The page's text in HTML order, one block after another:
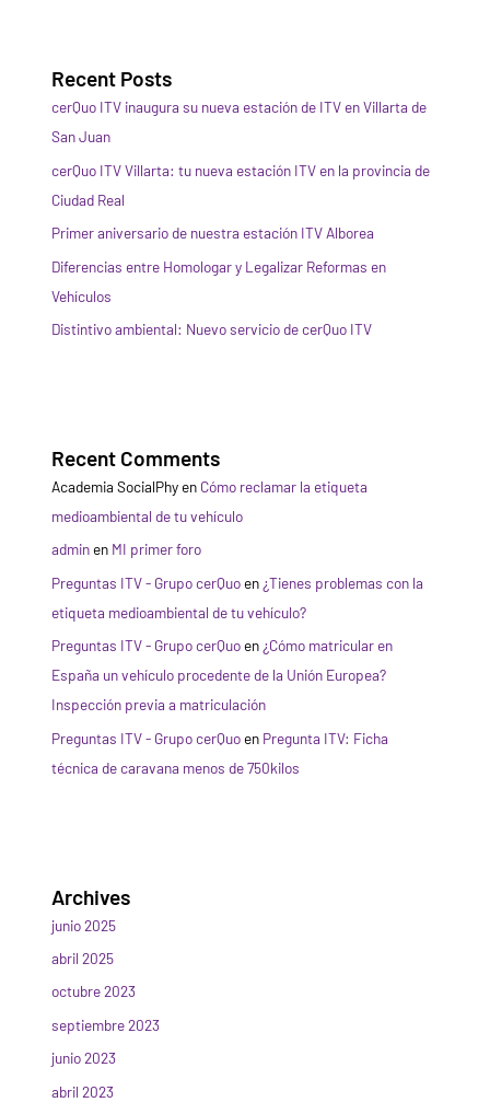
Recent Posts
cerQuo ITV inaugura su nueva estación de ITV en Villarta de
San Juan
cerQuo ITV Villarta: tu nueva estación ITV en la provincia de
Ciudad Real
Primer aniversario de nuestra estación ITV Alborea
Diferencias entre Homologar y Legalizar Reformas en
Vehículos
Distintivo ambiental: Nuevo servicio de cerQuo ITV
Recent Comments
Academia SocialPhyen Cómo reclamar la etiqueta
medioambiental de tu vehículo
adminen MI primer foro
Preguntas ITV - Grupo cerQuoen ¿Tienes problemas con la
etiqueta medioambiental de tu vehículo?
Preguntas ITV - Grupo cerQuoen ¿Cómo matricular en
España un vehículo procedente de la Unión Europea?
Inspección previa a matriculación
Preguntas ITV - Grupo cerQuoen Pregunta ITV: Ficha
técnica de caravana menos de 750kilos
Archives
junio 2025
abril 2025
octubre 2023
septiembre 2023
junio 2023
abril 2023